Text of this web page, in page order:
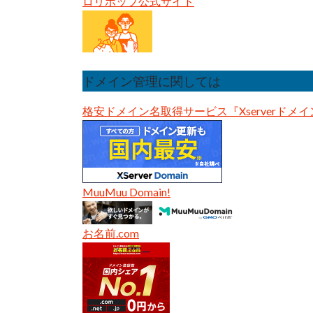
ドメイン管理に関しては
格安ドメイン名取得サービス『Xserverドメイ
MuuMuu Domain!
お名前.com